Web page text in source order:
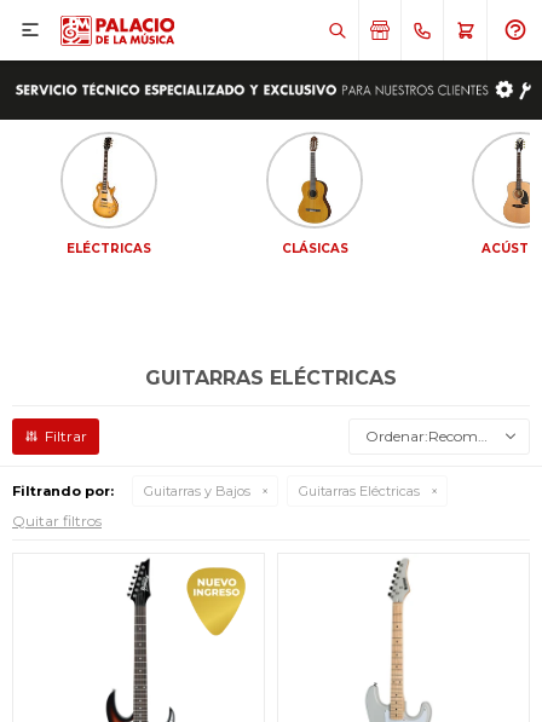

ELÉCTRICAS CLÁSICAS
GUITARRAS ELÉCTRICAS
Recomendados
Filtrando por: Guitarras y Bajos Guitarras Eléctricas
Quitar filtros